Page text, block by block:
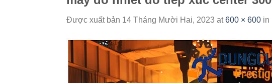
Được xuất bản 14 Tháng Mười Hai, 2023 at600 × 600 in